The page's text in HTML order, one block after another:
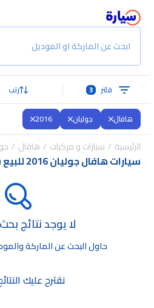
ابحث عن الماركة او الموديل
فلتر 3 رتب
هافال جوليان 2016
الرئيسية سيارات و مركبات هافال
سيارات هافال جوليان 2016 للبيع في السعودية
لا يوجد نتائج
حاول البحث عن الماركة
نقترح عليك